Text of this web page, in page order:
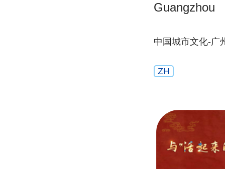
Guangzhou
中国城市文化-广
ZH